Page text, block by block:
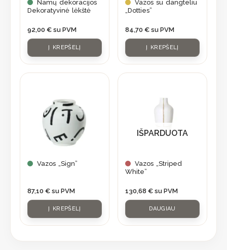
Namų dekoracijos
Dekoratyvinė lėkštė
92,00 € su PVM
Į KREPŠELĮ
Vazos su dangteliu
„Dotties”
84,70 € su PVM
Į KREPŠELĮ
Vazos „Sign”
87,10 € su PVM
Į KREPŠELĮ
IŠPARDUOTA
Vazos „Striped
White”
130,68 € su PVM
DAUGIAU